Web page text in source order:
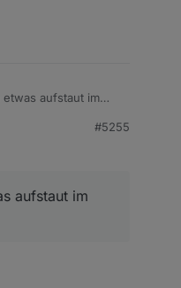
aufstaut im
#5255
aufstaut im